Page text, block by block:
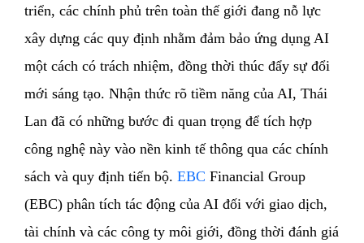
triển, các chính phủ trên toàn thế giới đang nỗ lực
xây dựng các quy định nhằm đảm bảo ứng dụng AI
một cách có trách nhiệm, đồng thời thúc đẩy sự đổi
mới sáng tạo. Nhận thức rõ tiềm năng của AI, Thái
Lan đã có những bước đi quan trọng để tích hợp
công nghệ này vào nền kinh tế thông qua các chính
sách và quy định tiến bộ.EBC Financial Group
(EBC) phân tích tác động của AI đối với giao dịch,
tài chính và các công ty môi giới, đồng thời đánh giá